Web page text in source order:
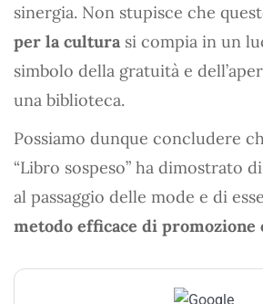
sinergia. Non stupisce che
per la cultura si compia in un
simbolo della gratuità e
una biblioteca.
Possiamo dunque concludere
“Libro sospeso” ha dimostrato
al passaggio delle mode e di
metodo efficace di promozione